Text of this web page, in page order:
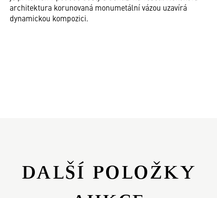
architektura korunovaná monumetální vázou uzavírá
dynamickou kompozici.
DALŠÍ POLOŽKY